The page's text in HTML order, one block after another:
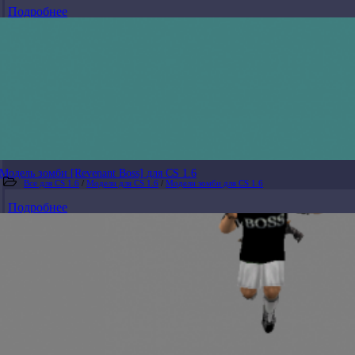
Подробнее
Модель зомби [Revenant Boss] для CS 1.6
Все для CS 1.6 / Модели для CS 1.6 / Модели зомби для CS 1.6
Подробнее